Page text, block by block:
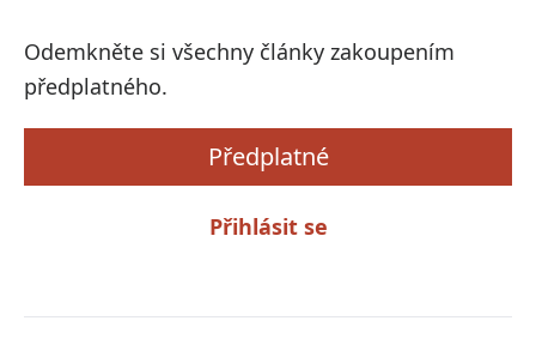
Odemkněte si všechny články zakoupením
předplatného.
Předplatné
Přihlásit se